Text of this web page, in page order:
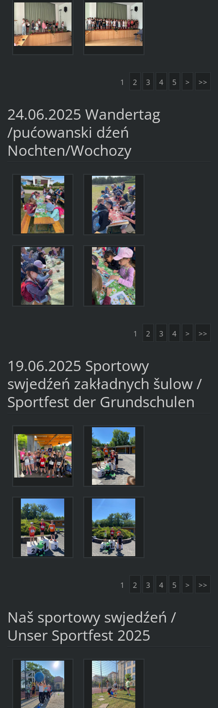
1 2 3 4 5 > >>
24.06.2025 Wandertag
/pućowanski dźeń
Nochten/Wochozy
1 2 3 4 > >>
19.06.2025 Sportowy
swjedźeń zakładnych šulow /
Sportfest der Grundschulen
1 2 3 4 5 > >>
Naš sportowy swjedźeń /
Unser Sportfest 2025